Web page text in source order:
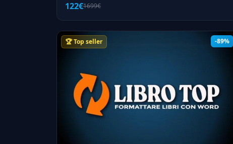
122€1699€
-89%
🏆 Top seller